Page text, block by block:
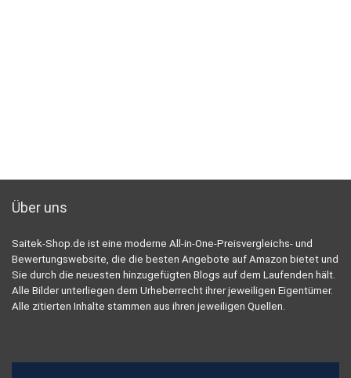
Über uns
Saitek-Shop.de ist eine moderne All-in-One-Preisvergleichs- und
Bewertungswebsite, die die besten Angebote auf Amazon bietet und
Sie durch die neuesten hinzugefügten Blogs auf dem Laufenden hält.
Alle Bilder unterliegen dem Urheberrecht ihrer jeweiligen Eigentümer.
Alle zitierten Inhalte stammen aus ihren jeweiligen Quellen.